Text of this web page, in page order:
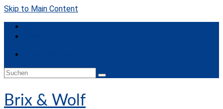
Skip to Main Content
Suchen
Brix & Wolf